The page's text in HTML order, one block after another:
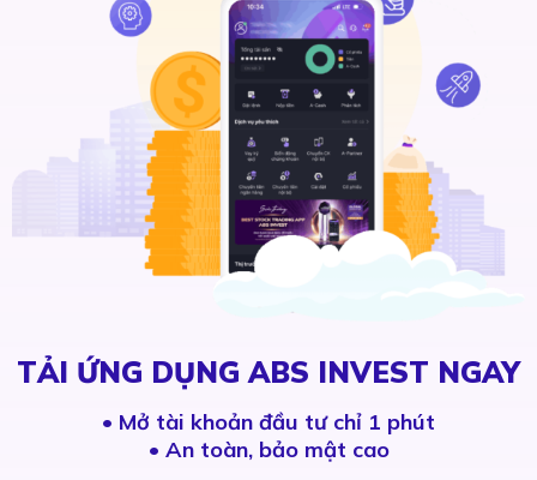
TẢI ỨNG DỤNG ABS INVEST NGAY
• Mở tài khoản đầu tư chỉ 1 phút
• An toàn, bảo mật cao